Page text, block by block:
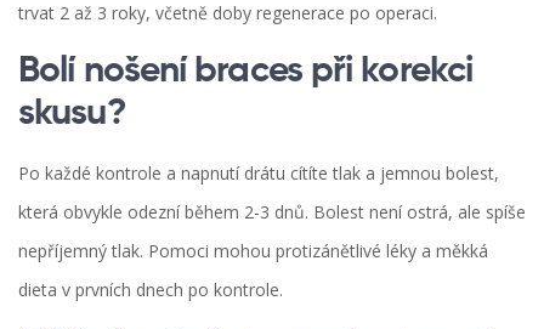
trvat 2 až 3 roky, včetně doby regenerace po operaci.
Bolí nošení braces při korekci
skusu?
Po každé kontrole a napnutí drátu cítíte tlak a jemnou bolest,
která obvykle odezní během 2-3 dnů. Bolest není ostrá, ale spíše
nepříjemný tlak. Pomoci mohou protizánětlivé léky a měkká
dieta v prvních dnech po kontrole.